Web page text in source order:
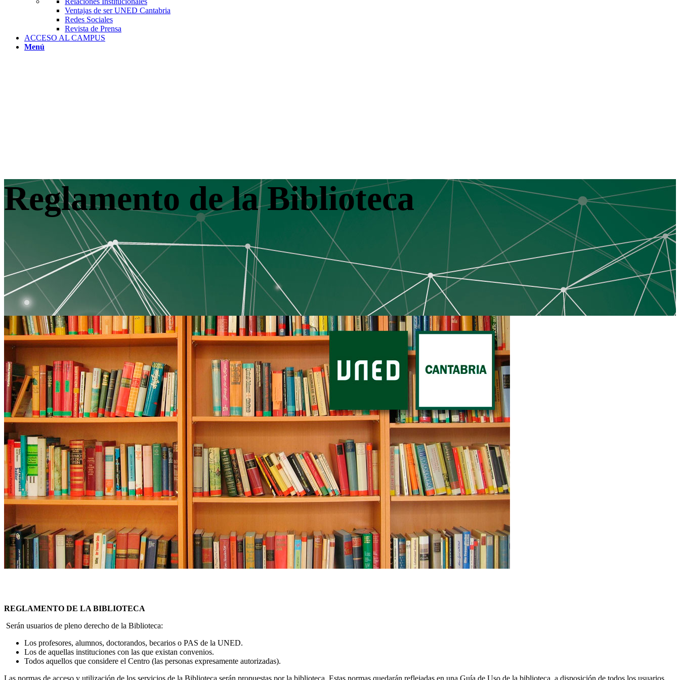
Ventajas de ser UNED Cantabria
Redes Sociales
Revista de Prensa
ACCESO AL CAMPUS
Menú
Reglamento de la Biblioteca
REGLAMENTO DE LA BIBLIOTECA
Serán usuarios de pleno derecho de la Biblioteca:
Los profesores, alumnos, doctorandos, becarios o PAS de la UNED.
Los de aquellas instituciones con las que existan convenios.
Todos aquellos que considere el Centro (las personas expresamente autorizadas).
Las normas de acceso y utilización de los servicios de la Biblioteca serán propuestas por la biblioteca. Estas normas quedarán reflejadas en una Guía de Uso de la biblioteca, a disposición de todos los usuarios.